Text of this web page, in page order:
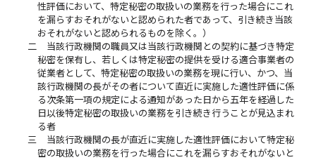
性評価において、特定秘密の取扱いの業務を行った場合にこれ
を漏らすおそれがないと認められた者であって、引き続き当該
おそれがないと認められるものを除く。）
二
当該行政機関の職員又は当該行政機関との契約に基づき特定
秘密を保有し、若しくは特定秘密の提供を受ける適合事業者の
従業者として、特定秘密の取扱いの業務を現に行い、かつ、当
該行政機関の長がその者について直近に実施した適性評価に係
る次条第一項の規定による通知があった日から五年を経過した
日以後特定秘密の取扱いの業務を引き続き行うことが見込まれ
る者
三
当該行政機関の長が直近に実施した適性評価において特定秘
密の取扱いの業務を行った場合にこれを漏らすおそれがないと